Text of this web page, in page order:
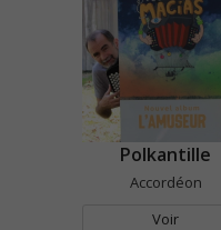
Polkantille
Accordéon
Voir